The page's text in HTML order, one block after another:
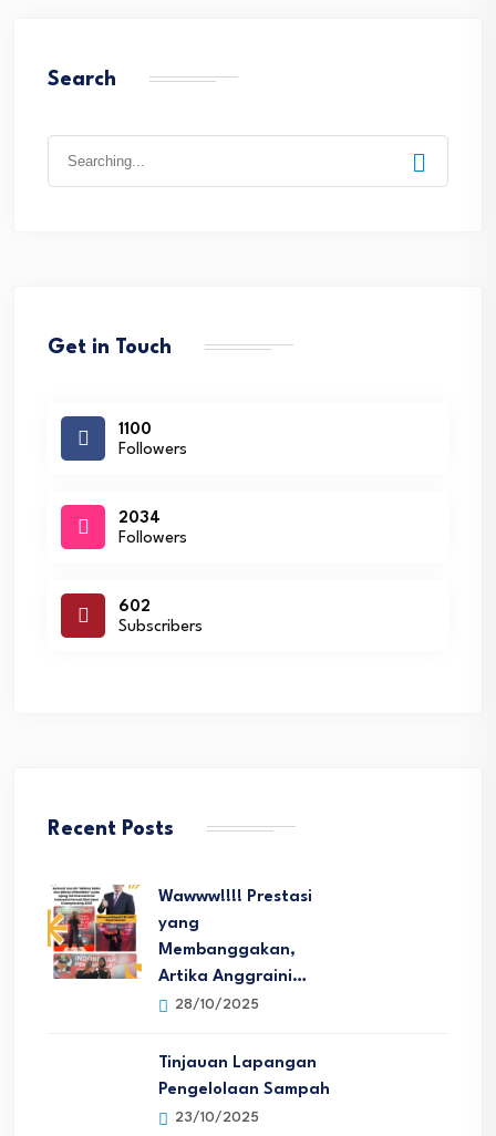
Search
Get in Touch
1100
Followers
2034
Followers
602
Subscribers
Recent Posts
Wawww!!!! Prestasi
yang
Membanggakan,
Artika Anggraini…
28/10/2025
Tinjauan Lapangan
Pengelolaan Sampah
23/10/2025